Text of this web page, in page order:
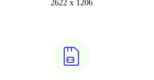
2622 x 1206